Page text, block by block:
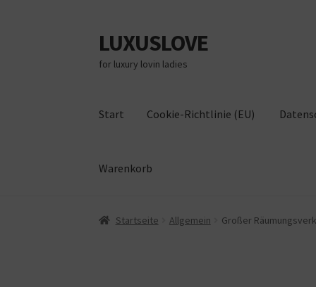
Zur
Navigation
springen
Zum
Inhalt
springen
LUXUSLOVE
for luxury lovin ladies
Start Cookie-Richtlinie (EU)
Warenkorb
Start Cookie-Richtlinie (EU) Datenschutz
Startseite Allgemein Großer